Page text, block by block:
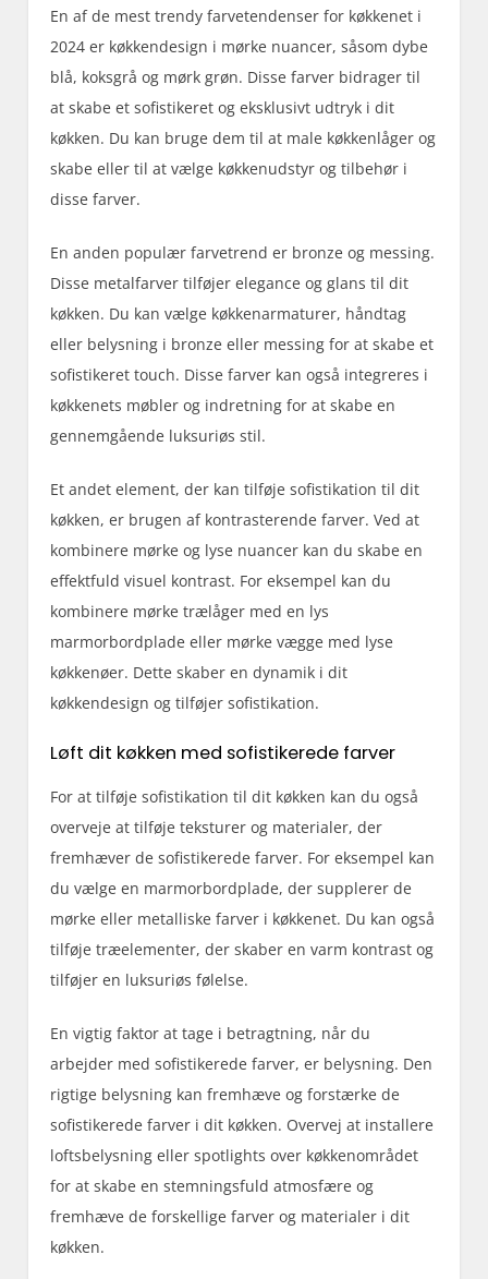
En af de mest trendy farvetendenser for køkkenet i
2024 er køkkendesign i mørke nuancer, såsom dybe
blå, koksgrå og mørk grøn. Disse farver bidrager til
at skabe et sofistikeret og eksklusivt udtryk i dit
køkken. Du kan bruge dem til at male køkkenlåger og
skabe eller til at vælge køkkenudstyr og tilbehør i
disse farver.
En anden populær farvetrend er bronze og messing.
Disse metalfarver tilføjer elegance og glans til dit
køkken. Du kan vælge køkkenarmaturer, håndtag
eller belysning i bronze eller messing for at skabe et
sofistikeret touch. Disse farver kan også integreres i
køkkenets møbler og indretning for at skabe en
gennemgående luksuriøs stil.
Et andet element, der kan tilføje sofistikation til dit
køkken, er brugen af kontrasterende farver. Ved at
kombinere mørke og lyse nuancer kan du skabe en
effektfuld visuel kontrast. For eksempel kan du
kombinere mørke trælåger med en lys
marmorbordplade eller mørke vægge med lyse
køkkenøer. Dette skaber en dynamik i dit
køkkendesign og tilføjer sofistikation.
Løft dit køkken med sofistikerede farver
For at tilføje sofistikation til dit køkken kan du også
overveje at tilføje teksturer og materialer, der
fremhæver de sofistikerede farver. For eksempel kan
du vælge en marmorbordplade, der supplerer de
mørke eller metalliske farver i køkkenet. Du kan også
tilføje træelementer, der skaber en varm kontrast og
tilføjer en luksuriøs følelse.
En vigtig faktor at tage i betragtning, når du
arbejder med sofistikerede farver, er belysning. Den
rigtige belysning kan fremhæve og forstærke de
sofistikerede farver i dit køkken. Overvej at installere
loftsbelysning eller spotlights over køkkenområdet
for at skabe en stemningsfuld atmosfære og
fremhæve de forskellige farver og materialer i dit
køkken.